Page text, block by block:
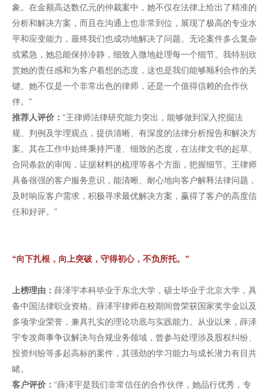
象。在金额高达数亿元的仲裁案中，她不仅在法律上给出了精准的
分析和解决方案，而且在沟通上也非常到位，展现了极高的专业水
平和应变能力，最终我们也成功地解决了问题。无论案件多么复杂
或紧急，她总能保持冷静，细致入微地处理每一个细节。我特别欣
赏她的责任感和为客户着想的态度，这也是我们能够顺利合作的关
键。她不仅是一个非常出色的律师，还是一个值得信赖的合作伙
伴。”
推荐人评价： “王律师法律研究能力突出，能够做到深入挖掘法
规、判例及学理观点，提供清晰、有深度的法律分析报告和解决方
案。其在工作中始终秉持严谨、细致的态度，在法律文书的起草、
合同条款的审阅，证据材料的梳理等各个方面，把握细节。王律师
具备很强的客户服务意识，能清晰、耐心地向客户解释法律问题，
及时响应客户需求，积极寻求最优解决方案，赢得了客户的高度信
任和好评。”
“向下扎根，向上突破，守得初心，不负所托。”
上榜理由： 薛泽宇本科毕业于东北大学，硕士毕业于北京大学，具
备中国法律职业资格。薛泽宇律师在校期间曾荣获国家奖学金以及
多项学业荣誉，兼具扎实的理论功底与实践能力。从业以来，薛泽
宇专攻商事争议解决与合规业务领域，曾参与处理涉及股权纠纷、
投资纠纷等多起高标的案件，其强劲的学习能力与成长潜力有目共
睹。
客户评价： “薛泽宇是我们非常信任的合作伙伴，她品行优秀，专